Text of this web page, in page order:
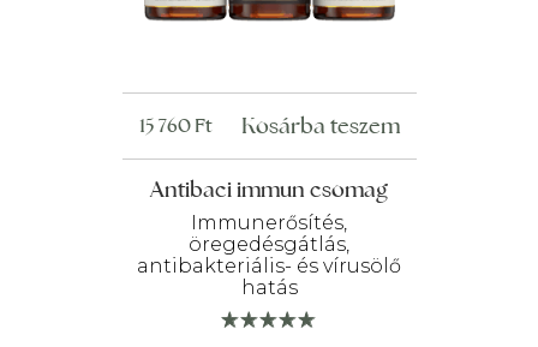
Antibaci immun csomag
Immunerősítés,
öregedésgátlás,
antibakteriális- és vírusölő
hatás
15 760Ft Kosárba teszem